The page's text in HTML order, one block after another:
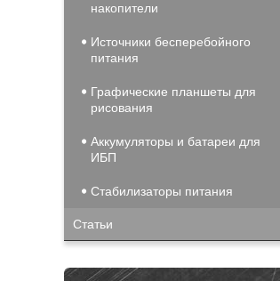
накопители
Источники бесперебойного
питания
Графические планшеты для
рисования
Аккумуляторы и батареи для
ИБП
Стабилизаторы питания
Статьи